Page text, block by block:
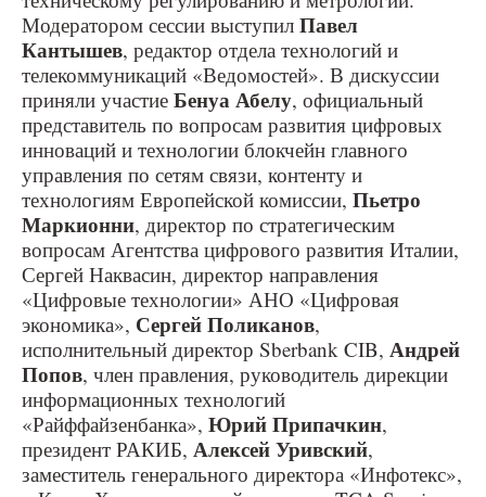
Модератором сессии выступил Павел
Кантышев, редактор отдела технологий и
телекоммуникаций «Ведомостей». В дискуссии
приняли участие Бенуа Абелу, официальный
представитель по вопросам развития цифровых
инноваций и технологии блокчейн главного
управления по сетям связи, контенту и
технологиям Европейской комиссии, Пьетро
Маркионни, директор по стратегическим
вопросам Агентства цифрового развития Италии,
Сергей Наквасин, директор направления
«Цифровые технологии» АНО «Цифровая
экономика», Сергей Поликанов,
исполнительный директор Sberbank CIB, Андрей
Попов, член правления, руководитель дирекции
информационных технологий
«Райффайзенбанка», Юрий Припачкин,
президент РАКИБ, Алексей Уривский,
заместитель генерального директора «Инфотекс»,